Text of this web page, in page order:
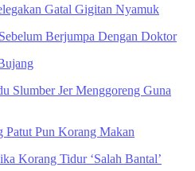
Gatal Gigitan Nyamuk
Berjumpa Dengan Doktor
Slumber Jer Menggoreng Guna
Patut Pun Korang Makan
Korang Tidur ‘Salah Bantal’